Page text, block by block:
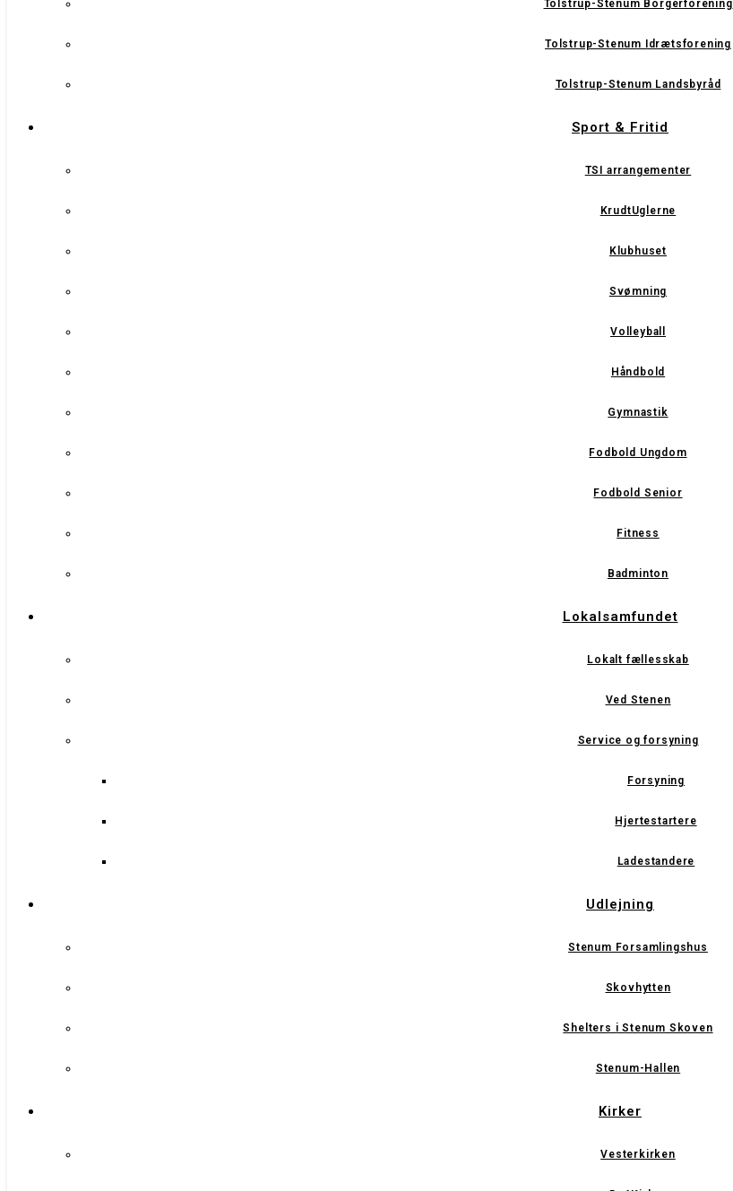
Tolstrup-Stenum Borgerforening
Tolstrup-Stenum Idrætsforening
Tolstrup-Stenum Landsbyråd
Sport & Fritid
TSI arrangementer
KrudtUglerne
Klubhuset
Svømning
Volleyball
Håndbold
Gymnastik
Fodbold Ungdom
Fodbold Senior
Fitness
Badminton
Lokalsamfundet
Lokalt fællesskab
Ved Stenen
Service og forsyning
Forsyning
Hjertestartere
Ladestandere
Udlejning
Stenum Forsamlingshus
Skovhytten
Shelters i Stenum Skoven
Stenum-Hallen
Kirker
Vesterkirken